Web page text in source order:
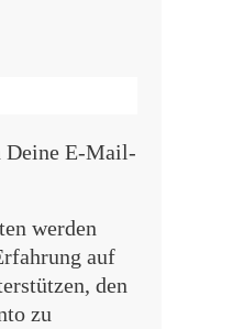
Deine E-Mail-
werden
auf
den
zu